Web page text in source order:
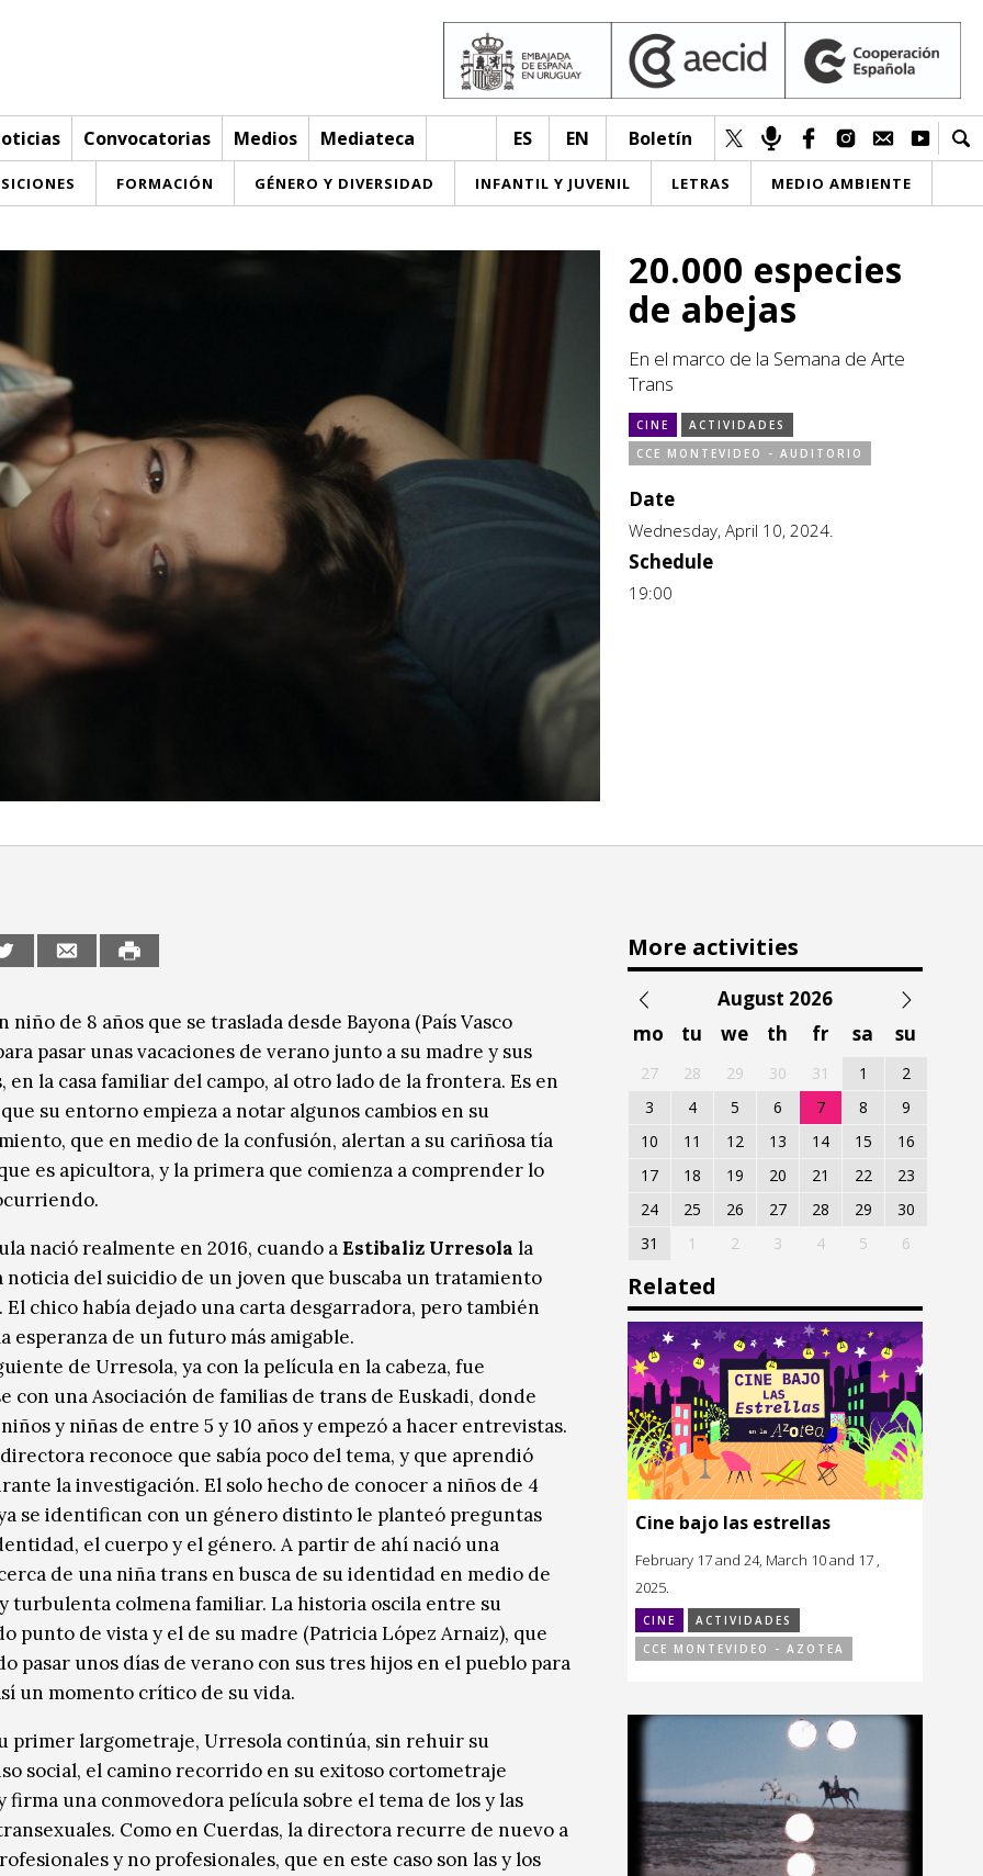
Convocatorias Medios Mediateca ES EN Boletín
FORMACIÓN GÉNERO Y DIVERSIDAD INFANTIL Y JUVENIL LETRAS MEDIO AMBIENTE
20.000 especies
de abejas
En el marco de la Semana de Arte
Trans
CINE
ACTIVIDADES
CCE MONTEVIDEO - AUDITORIO
Date
Wednesday, April 10, 2024.
Schedule
19:00
niño de 8 años que se traslada desde Bayona (País Vasco
pasar unas vacaciones de verano junto a su madre y sus
en la casa familiar del campo, al otro lado de la frontera. Es en
su entorno empieza a notar algunos cambios en su
que en medio de la confusión, alertan a su cariñosa tía
es apicultora, y la primera que comienza a comprender lo
nació realmente en 2016, cuando aEstibaliz Urresola la
noticia del suicidio de un joven que buscaba un tratamiento
El chico había dejado una carta desgarradora, pero también
esperanza de un futuro más amigable.
de Urresola, ya con la película en la cabeza, fue
con una Asociación de familias de trans de Euskadi, donde
y niñas de entre 5 y 10 años y empezó a hacer entrevistas.
reconoce que sabía poco del tema, y que aprendió
la investigación. El solo hecho de conocer a niños de 4
se identifican con un género distinto le planteó preguntas
el cuerpo y el género. A partir de ahí nació una
de una niña trans en busca de su identidad en medio de
turbulenta colmena familiar. La historia oscila entre su
punto de vista y el de su madre (Patricia López Arnaiz), que
pasar unos días de verano con sus tres hijos en el pueblo para
un momento crítico de su vida.
primer largometraje, Urresola continúa, sin rehuir su
social, el camino recorrido en su exitoso cortometraje
firma una conmovedora película sobre el tema de los y las
Como en Cuerdas, la directora recurre de nuevo a
y no profesionales, que en este caso son las y los
More activities
August 2026
mo
tu we th fr sa su
27 28 29 30 31 1
2
3
4 5 6 7 8
9
10
11 12 13 14 15
16
17
18 19 20 21 22
23
24
25 26 27 28 29
30
31
1 2 3 4 5 6
Related
Cine bajo las estrellas
February 17 and 24, March 10 and 17 ,
2025.
CINE
ACTIVIDADES
CCE MONTEVIDEO - AZOTEA